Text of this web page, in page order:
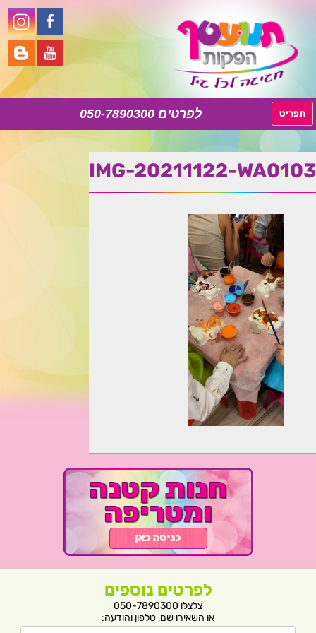
050-7890300 תפריט
לתוכן
IMG-20211122-WA0103
לפרטים נוספים
צלצלו 050-7890300
או השאירו שם, טלפון והודעה: